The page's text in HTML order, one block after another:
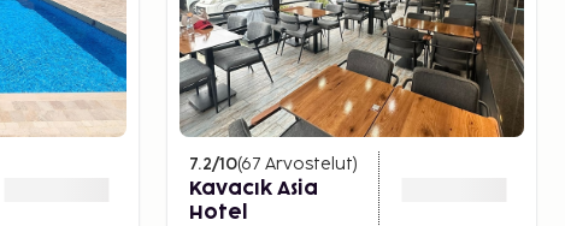
7.2/10(67 Arvostelut)
Kavacık Asia
Hotel